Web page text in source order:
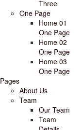
Three
One Page
Home 01
One Page
Home 02
One Page
Home 03
One Page
Pages
About Us
Team
Our Team
Team